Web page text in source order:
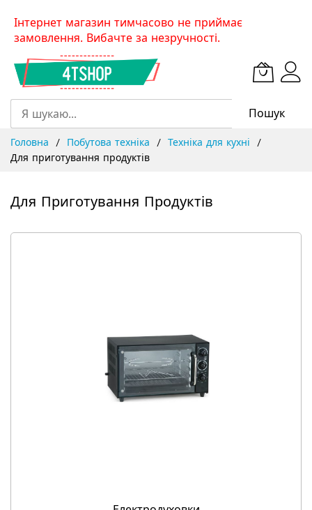
SkipІнтернет магазин тимчасово не приймає
замовлення. Вибачте за незручності.
Пошук
Головна Побутова техніка
Техніка для кухні
Для приготування продуктів
Для Приготування Продуктів